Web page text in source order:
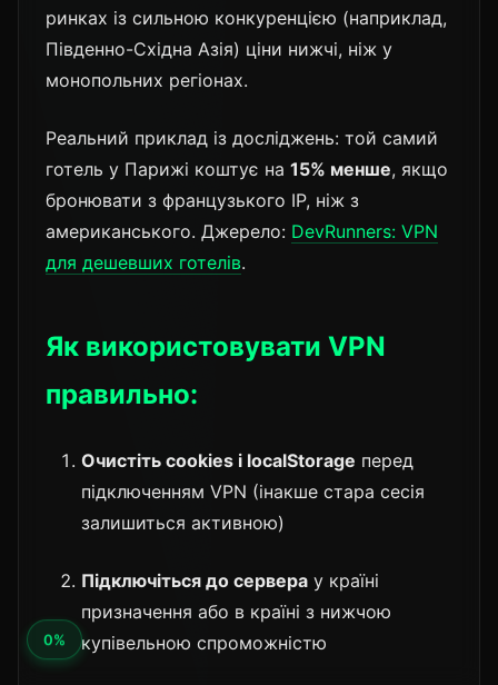
ринках із сильною конкуренцією (наприклад,
Південно-Східна Азія) ціни нижчі, ніж у
монопольних регіонах.
Реальний приклад із досліджень: той самий
готель у Парижі коштує на 15% менше, якщо
бронювати з французького IP, ніж з
американського. Джерело: DevRunners: VPN
для дешевших готелів.
Як використовувати VPN
правильно:
Очистіть cookies і localStorage перед
підключенням VPN (інакше стара сесія
залишиться активною)
Підключіться до сервера у країні
призначення або в країні з нижчою
купівельною спроможністю